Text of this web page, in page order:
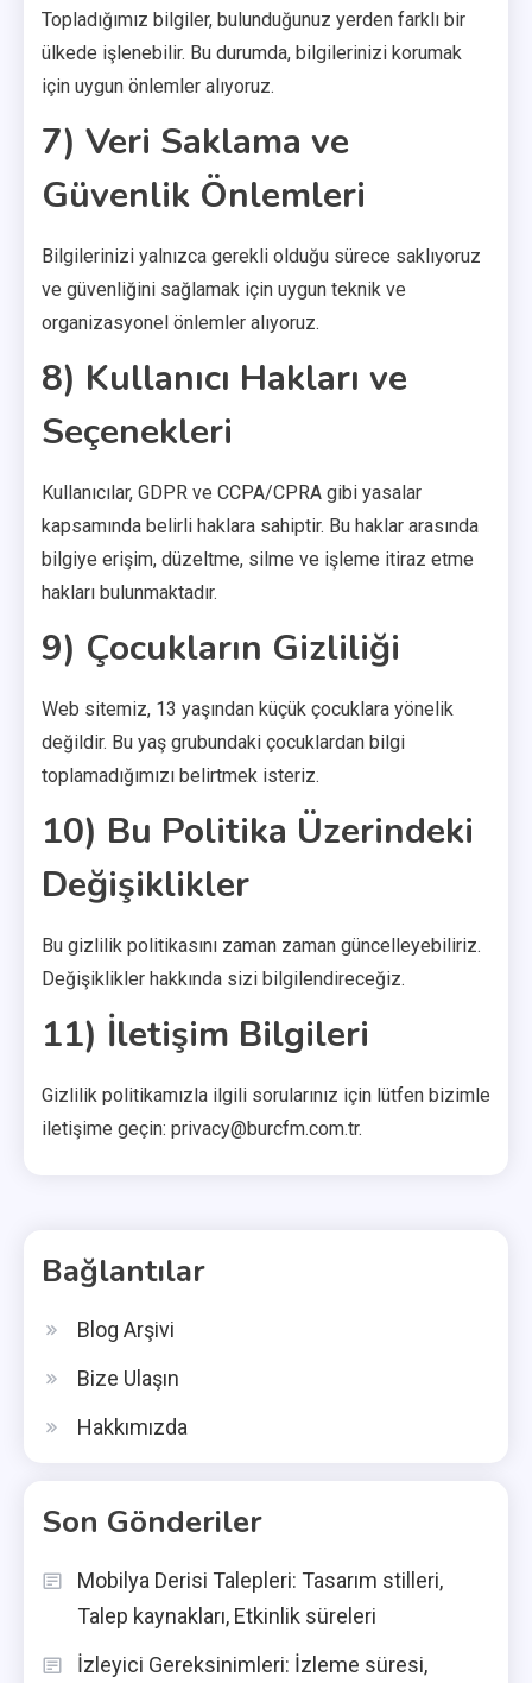
Topladığımız bilgiler, bulunduğunuz yerden farklı bir
ülkede işlenebilir. Bu durumda, bilgilerinizi korumak
için uygun önlemler alıyoruz.
7) Veri Saklama ve
Güvenlik Önlemleri
Bilgilerinizi yalnızca gerekli olduğu sürece saklıyoruz
ve güvenliğini sağlamak için uygun teknik ve
organizasyonel önlemler alıyoruz.
8) Kullanıcı Hakları ve
Seçenekleri
Kullanıcılar, GDPR ve CCPA/CPRA gibi yasalar
kapsamında belirli haklara sahiptir. Bu haklar arasında
bilgiye erişim, düzeltme, silme ve işleme itiraz etme
hakları bulunmaktadır.
9) Çocukların Gizliliği
Web sitemiz, 13 yaşından küçük çocuklara yönelik
değildir. Bu yaş grubundaki çocuklardan bilgi
toplamadığımızı belirtmek isteriz.
10) Bu Politika Üzerindeki
Değişiklikler
Bu gizlilik politikasını zaman zaman güncelleyebiliriz.
Değişiklikler hakkında sizi bilgilendireceğiz.
11) İletişim Bilgileri
Gizlilik politikamızla ilgili sorularınız için lütfen bizimle
iletişime geçin: privacy@burcfm.com.tr.
Bağlantılar
Blog Arşivi
Bize Ulaşın
Hakkımızda
Son Gönderiler
Mobilya Derisi Talepleri: Tasarım stilleri,
Talep kaynakları, Etkinlik süreleri
İzleyici Gereksinimleri: İzleme süresi,